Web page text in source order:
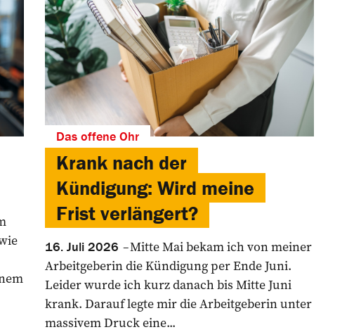
Das offene Ohr
Krank nach der
Kündigung: Wird meine
Frist verlängert?
16. Juli 2026
Mitte Mai bekam ich von meiner
Arbeitgeberin die Kündigung per Ende Juni.
Leider wurde ich kurz danach bis Mitte Juni
krank. Darauf legte mir die Arbeitgeberin unter
massivem Druck eine...